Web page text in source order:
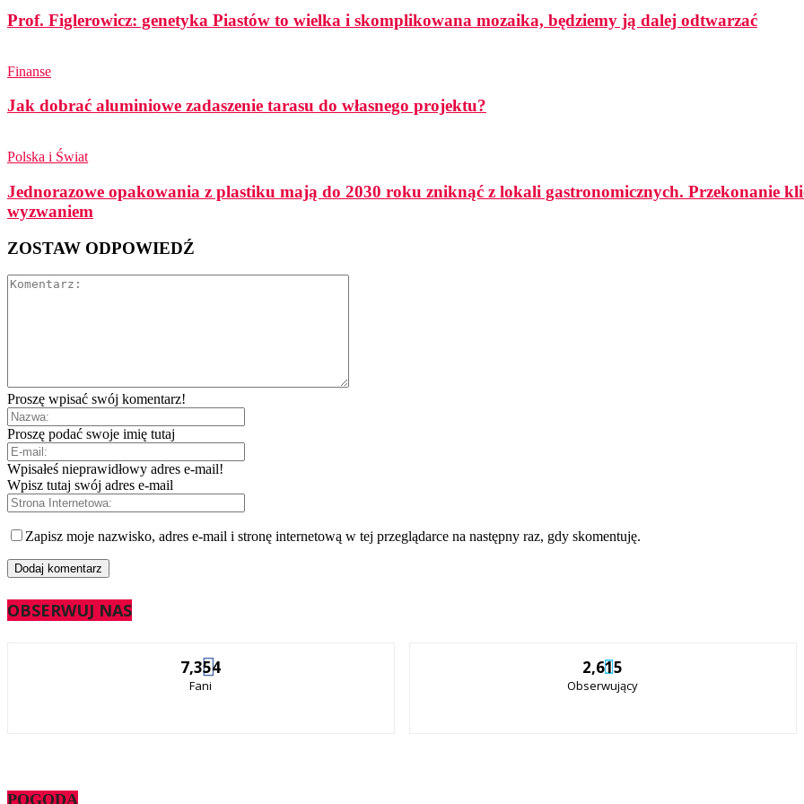
Prof. Figlerowicz: genetyka Piastów to wielka i skomplikowana mozaika, będziemy ją dalej odtwarzać
Finanse
Jak dobrać aluminiowe zadaszenie tarasu do własnego projektu?
Polska i Świat
Jednorazowe opakowania z plastiku mają do 2030 roku zniknąć z lokali gastronomicznych. Przekonanie
wyzwaniem
ZOSTAW ODPOWIEDŹ
Proszę wpisać swój komentarz!
Proszę podać swoje imię tutaj
Wpisałeś nieprawidłowy adres e-mail!
Wpisz tutaj swój adres e-mail
Zapisz moje nazwisko, adres e-mail i stronę internetową w tej przeglądarce na następny raz, gdy skomentuję.
OBSERWUJ NAS
7,354
Fani
2,615
Obserwujący
POGODA